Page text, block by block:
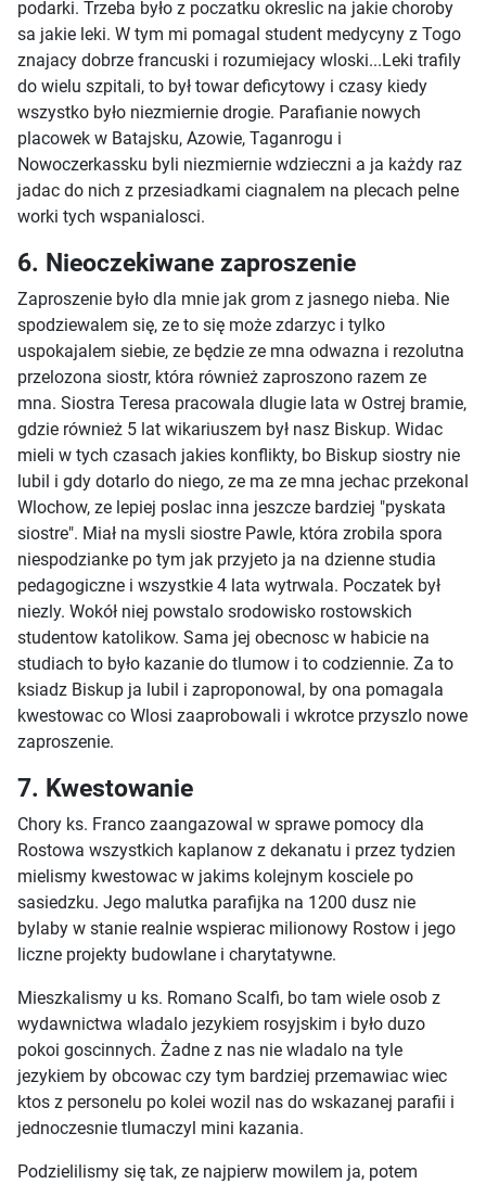
podarki. Trzeba było z poczatku okreslic na jakie choroby
sa jakie leki. W tym mi pomagal student medycyny z Togo
znajacy dobrze francuski i rozumiejacy wloski...Leki trafily
do wielu szpitali, to był towar deficytowy i czasy kiedy
wszystko było niezmiernie drogie. Parafianie nowych
placowek w Batajsku, Azowie, Taganrogu i
Nowoczerkassku byli niezmiernie wdzieczni a ja każdy raz
jadac do nich z przesiadkami ciagnalem na plecach pelne
worki tych wspanialosci.
6. Nieoczekiwane zaproszenie
Zaproszenie było dla mnie jak grom z jasnego nieba. Nie
spodziewalem się, ze to się może zdarzyc i tylko
uspokajalem siebie, ze będzie ze mna odwazna i rezolutna
przelozona siostr, która również zaproszono razem ze
mna. Siostra Teresa pracowala dlugie lata w Ostrej bramie,
gdzie również 5 lat wikariuszem był nasz Biskup. Widac
mieli w tych czasach jakies konflikty, bo Biskup siostry nie
lubil i gdy dotarlo do niego, ze ma ze mna jechac przekonal
Wlochow, ze lepiej poslac inna jeszcze bardziej "pyskata
siostre". Miał na mysli siostre Pawle, która zrobila spora
niespodzianke po tym jak przyjeto ja na dzienne studia
pedagogiczne i wszystkie 4 lata wytrwala. Poczatek był
niezly. Wokół niej powstalo srodowisko rostowskich
studentow katolikow. Sama jej obecnosc w habicie na
studiach to było kazanie do tlumow i to codziennie. Za to
ksiadz Biskup ja lubil i zaproponowal, by ona pomagala
kwestowac co Wlosi zaaprobowali i wkrotce przyszlo nowe
zaproszenie.
7. Kwestowanie
Chory ks. Franco zaangazowal w sprawe pomocy dla
Rostowa wszystkich kaplanow z dekanatu i przez tydzien
mielismy kwestowac w jakims kolejnym kosciele po
sasiedzku. Jego malutka parafijka na 1200 dusz nie
bylaby w stanie realnie wspierac milionowy Rostow i jego
liczne projekty budowlane i charytatywne.
Mieszkalismy u ks. Romano Scalfi, bo tam wiele osob z
wydawnictwa wladalo jezykiem rosyjskim i było duzo
pokoi goscinnych. Żadne z nas nie wladalo na tyle
jezykiem by obcowac czy tym bardziej przemawiac wiec
ktos z personelu po kolei wozil nas do wskazanej parafii i
jednoczesnie tlumaczyl mini kazania.
Podzielilismy się tak, ze najpierw mowilem ja, potem